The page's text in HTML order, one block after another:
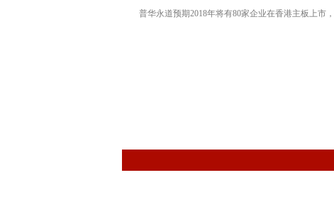
普华永道预期2018年将有80家企业在香港主板上市，